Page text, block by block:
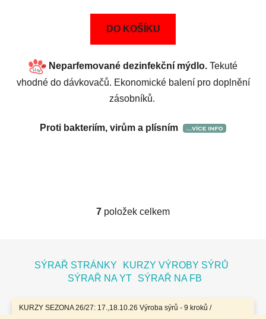
KURZY SEZONA 26/27: 17.,18.10.26 Výroba sýrů - 9 kroků /
DO KOŠÍKU
Neparfemované dezinfekční mýdlo. Tekuté
vhodné do dávkovačů. Ekonomické balení pro doplnění
zásobníků.
Proti bakteriím, virům a plísním
O
d
a
c
í
7 položek celkem
SÝRAŘ STRÁNKY
KURZY VÝROBY SÝRŮ
SÝRAŘ NA YT
SÝRAŘ NA FB